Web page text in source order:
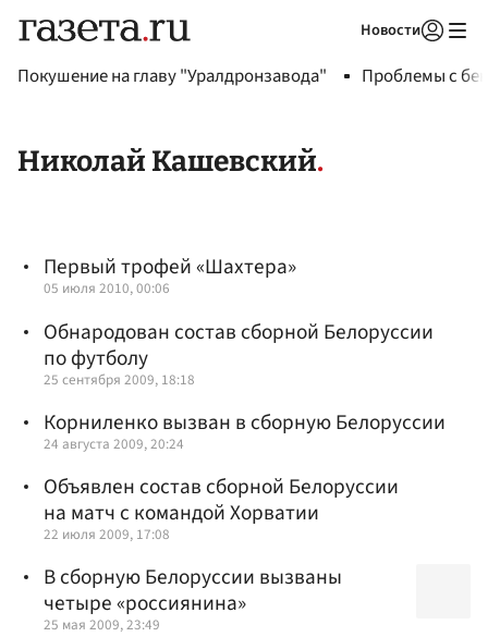
Новости
Покушение на главу "Уралдронзавода" Проблемы с
Николай Кашевский
Первый трофей «Шахтера»
05 июля 2010, 00:06
Обнародован состав сборной Белоруссии
по футболу
25 сентября 2009, 18:18
Корниленко вызван в сборную Белоруссии
24 августа 2009, 20:24
Объявлен состав сборной Белоруссии
на матч с командой Хорватии
22 июля 2009, 17:08
В сборную Белоруссии вызваны
четыре «россиянина»
25 мая 2009, 23:49